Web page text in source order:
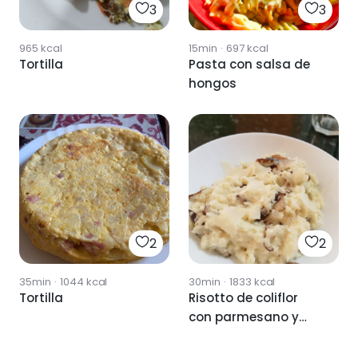
3
965 kcal
Tortilla
3
15min · 697kcal
Pasta con salsa de
hongos
2
35min · 1044 kcal
Tortilla
2
30min · 1833 kcal
Risotto de coliflor
con parmesano y